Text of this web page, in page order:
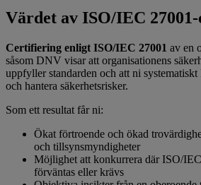
Värdet av ISO/IEC
Certifiering enligt ISO/IEC 27001 av en
såsom DNV visar att organisationens
uppfyller standarden och att ni
och hantera säkerhetsrisker.
Som ett resultat får ni:
Ökat förtroende och ökad
och tillsynsmyndigheter
Möjlighet att konkurrera där ISO/
förväntas eller krävs